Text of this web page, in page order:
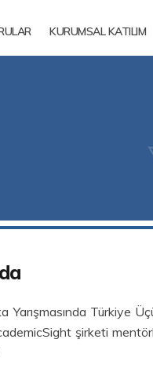
KURUMSAL KATILIM
Yarışmasında Türkiye
şirketi